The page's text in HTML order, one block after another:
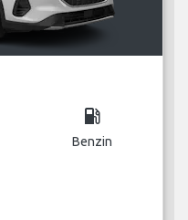
local_gas_station
Benzin